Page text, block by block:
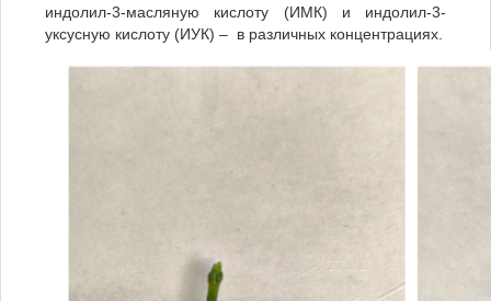
индолил-3-масляную кислоту (ИМК) и индолил-3-
уксусную кислоту (ИУК) – в различных концентрациях.